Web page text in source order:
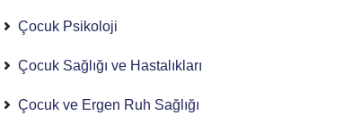
Çocuk Psikoloji
Çocuk Sağlığı ve Hastalıkları
Çocuk ve Ergen Ruh Sağlığı